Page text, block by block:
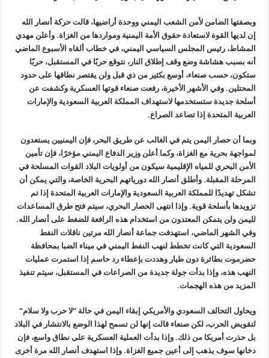
وبصفتها الضامن لأمن الشعب اليمني ووحدة أراضيها، قالت حركة أنصار الله
إن لديها القوة لاستعادة حقوق الأمة اليمنية ومواردها من الغزاة. وأعلن مهدي
المشاط، رئيس المجلس السياسي اليمني، في خطاب ألقاه الأسبوع الماضي
أنه بسبب هشاشة وضع وقف إطلاق النار، نتوقع حربًا في المستقبل، حربًا
ستكون، حسب صنعاء، أوسع بكثير من ذي قبل ولن يقتصر نطاقها على حدود
المحتلين. وفي الأشهر الأخيرة، رفعت صنعاء قوتها العسكرية وكشفت عن
أسلحة جديدة ستستخدمها لاستهداف المملكة العربية السعودية والإمارات
العربية المتحدة إذا تصاعد الصراع.
وبما أن حصار اليمن يتم في الغالب عن طريق البحر، فإن اليمنيين يستعدون
لمواجهة بحرية مع الغزاة، وكما أعلن وزير الدفاع اليمني مؤخرًا، فإن تأمين
الأمن البحري للمياه الإقليمية سيكون من أولويات البلاد القوات المسلحة في
المرحلة المقبلة. وأطلق أنصار الله دورياتهم البحرية الخاصة، والتي يمكن أن
تشكل تهديدًا للمملكة العربية السعودية والإمارات العربية المتحدة إذا تم
تزويدها بأسلحة قوية. وإذا انتهى الحصار البحري، سيتم فتح طرق المساعدات
لليمن ولن يتمكن المعتدون من استخدام هذه الرافعة للضغط على أنصار الله.
وفي الشهر الماضي، استهدفت جماعة أنصار الله مرتين ناقلات النفط
السعودية التي كانت تخطط لنهب النفط اليمني في ميناء الضبا بمحافظة
حضرموت بطائرة دون طيار وهددت بإعطاء رد حاسم إذا استمرت عمليات
النهب هذه، وإذا بدأت جولة جديدة من الصراعات في المستقبل، سيتم تنفيذ
المزيد من هذه الهجمات.
ويحاول التحالف السعودي والأمريكي إبقاء اليمن في حالة “لا حرب ولا سلام”
لتقويض الحرب، لكن صنعاء قالت إنها لن تسمح لهذا الوضع بالانتشار في البلاد
بل حذرت أمريكا من ذلك. وإذا بدأت العملية العسكرية على نطاق واسع، فإن
دخانها سوف يذهب إلى أعين جميع الغزاة. وإذا استهدف أنصار الله مرة أخرى